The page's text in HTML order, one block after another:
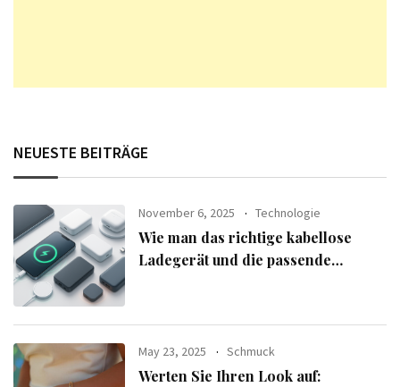
NEUESTE BEITRÄGE
November 6, 2025 Technologie
Wie man das richtige kabellose
Ladegerät und die passende
May 23, 2025 Schmuck
Werten Sie Ihren Look auf: